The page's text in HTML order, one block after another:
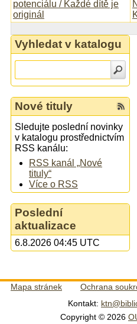
potenciálu / Každé dítě je
originál
Vyhledat v katalogu
Nové tituly
Sledujte poslední novinky
v katalogu prostřednictvím
RSS kanálu:
RSS kanál „Nové
tituly“
Více o RSS
Poslední
aktualizace
6.8.2026 04:45 UTC
Mapa stránek Ochrana
Kontakt:
Copyright © 2026